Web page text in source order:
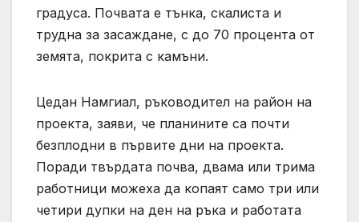
градуса. Почвата е тънка, скалиста и
трудна за засаждане, с до 70 процента от
земята, покрита с камъни.
Цедан Намгиал, ръководител на район на
проекта, заяви, че планините са почти
безплодни в първите дни на проекта.
Поради твърдата почва, двама или трима
работници можеха да копаят само три или
четири дупки на ден на ръка и работата